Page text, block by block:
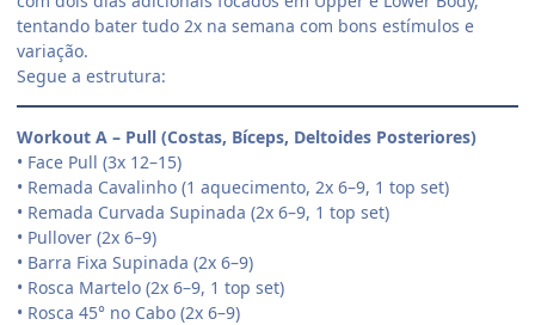
tentando bater tudo 2x na semana com bons estímulos e
variação.
Segue a estrutura:
Workout A – Pull (Costas, Bíceps, Deltoides Posteriores)
• Face Pull (3x 12–15)
• Remada Cavalinho (1 aquecimento, 2x 6–9, 1 top set)
• Remada Curvada Supinada (2x 6–9, 1 top set)
• Pullover (2x 6–9)
• Barra Fixa Supinada (2x 6–9)
• Rosca Martelo (2x 6–9, 1 top set)
• Rosca 45° no Cabo (2x 6–9)